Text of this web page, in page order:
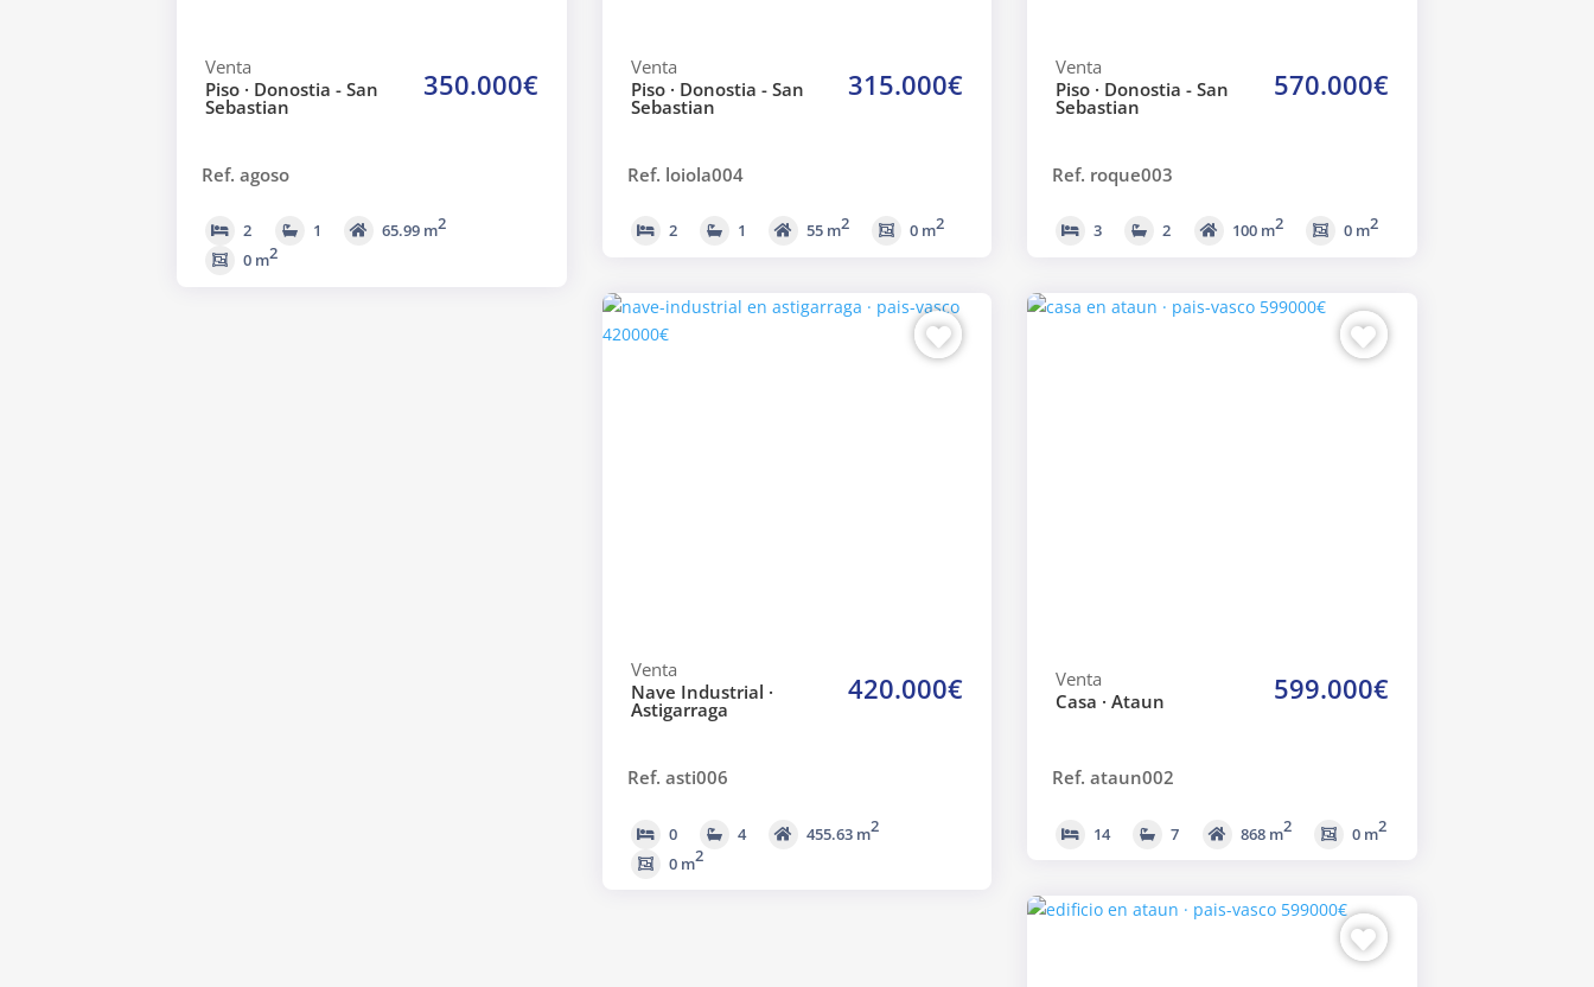
Venta
Piso · Donostia - San
Sebastian
350.000€
Ref. agoso
2 1 65.99 m2
0 m2
Venta
Piso · Donostia - San
Sebastian
315.000€
Ref. loiola004
2 1 55 m2 0 m2
Venta
Piso · Donostia - San
Sebastian
570.000€
Ref. roque003
3 2 100 m2 0 m2
Venta
Nave Industrial ·
Astigarraga
420.000€
Ref. asti006
0 4 455.63 m2
0 m2
Venta
Casa · Ataun
599.000€
Ref. ataun002
14 7 868 m2 0 m2